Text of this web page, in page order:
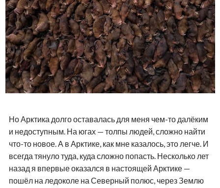
Но Арктика долго оставалась для меня чем-то далёким
и недоступным. На югах — толпы людей, сложно найти
что-то новое. А в Арктике, как мне казалось, это легче. И
всегда тянуло туда, куда сложно попасть. Несколько лет
назад я впервые оказался в настоящей Арктике —
пошёл на ледоколе на Северный полюс, через Землю